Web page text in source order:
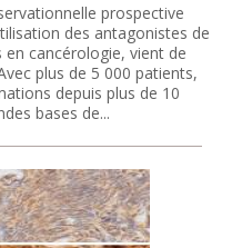
prospective
des antagonistes de
cancérologie, vient de
plus de 5 000 patients,
depuis plus de 10
bases de...